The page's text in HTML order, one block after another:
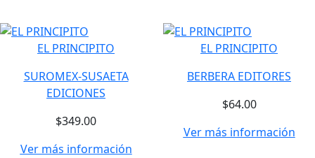
EL PRINCIPITO
SUROMEX-SUSAETA
EDICIONES
$349.00
Ver más información
EL PRINCIPITO
BERBERA EDITORES
$64.00
Ver más información